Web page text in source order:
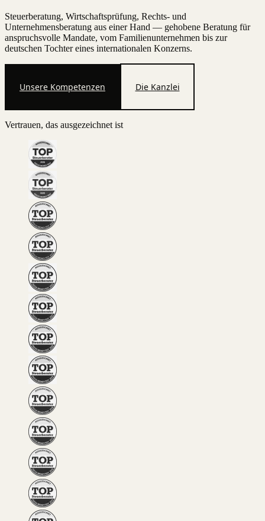
Steuerberatung, Wirtschaftsprüfung, Rechts- und
Unternehmensberatung aus einer Hand — gehobene Beratung für
anspruchsvolle Mandate, vom Familienunternehmen bis zur
deutschen Tochter eines internationalen Konzerns.
Unsere Kompetenzen Die Kanzlei
Vertrauen, das ausgezeichnet ist